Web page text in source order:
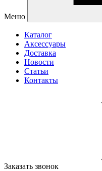
Меню
Каталог
Аксессуары
Доставка
Новости
Статьи
Контакты
Заказать звонок